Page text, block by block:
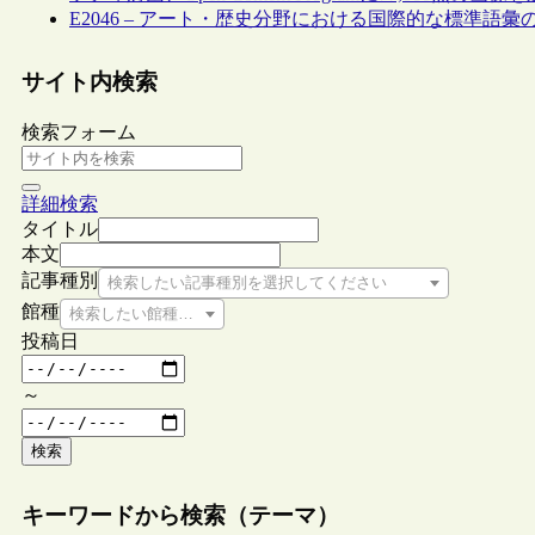
E2046 – アート・歴史分野における国際的な標準語彙
サイト内検索
検索フォーム
詳細検索
タイトル
本文
記事種別
検索したい記事種別を選択してください
館種 検索したい館種を選択してください
投稿日
～
検索
キーワードから検索（テーマ）